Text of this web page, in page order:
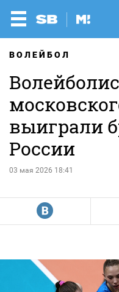
ВОЛЕЙБОЛ
выиграли
России
03 мая 2026 18:41
R